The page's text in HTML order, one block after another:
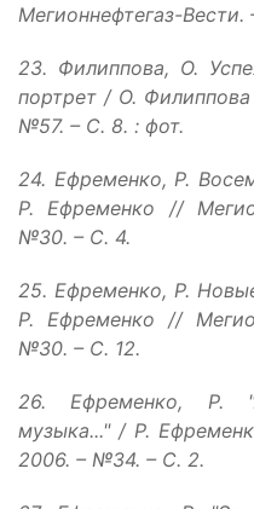
Мегионнефтегаз-
23. Филиппова, О.
портрет / О.
№57. – С. 8. : фот.
24. Ефременко, Р.
Р. Ефременко //
№30. – С. 4.
25. Ефременко, Р.
Р. Ефременко //
№30. – С. 12.
26. Ефременко, Р.
музыка..." / Р.
2006. – №34. – С. 2.